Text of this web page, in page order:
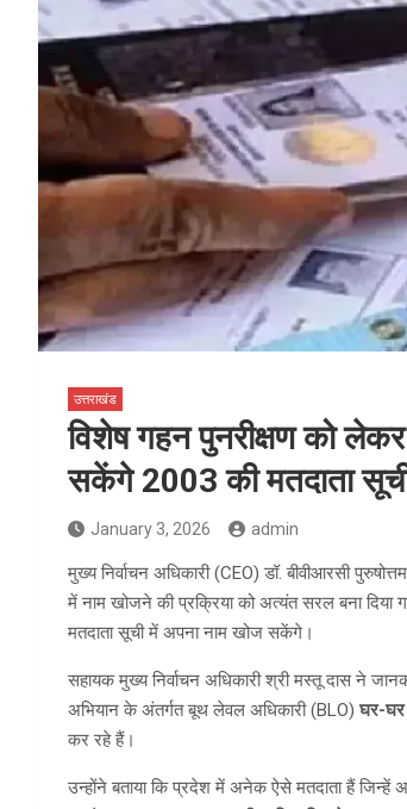
उत्तराखंड
विशेष गहन पुनरीक्षण को
सकेंगे 2003 की मतदाता
January 3, 2026 admin
मुख्य निर्वाचन अधिकारी (CEO) डॉ. बीवीआरसी
में नाम खोजने की प्रक्रिया को अत्यंत सरल बना
मतदाता सूची में अपना नाम खोज सकेंगे।
सहायक मुख्य निर्वाचन अधिकारी श्री मस्तू दास ने
अभियान के अंतर्गत बूथ लेवल अधिकारी (BLO)घर-घर
कर रहे हैं।
उन्होंने बताया कि प्रदेश में अनेक ऐसे मतदाता हैं जिन्हें